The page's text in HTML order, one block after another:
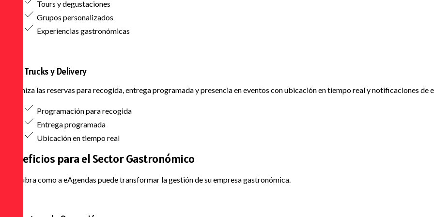
Tours y degustaciones
Grupos personalizados
Experiencias gastronómicas
Food Trucks y Delivery
Organiza las reservas para recogida, entrega programada y presencia en eventos con ubicación en tiempo real y notificaciones de
Programación para recogida
Entrega programada
Ubicación en tiempo real
Beneficios para elSector Gastronómico
Descubra como a eAgendas puede transformar la gestión de su empresa gastronómica.